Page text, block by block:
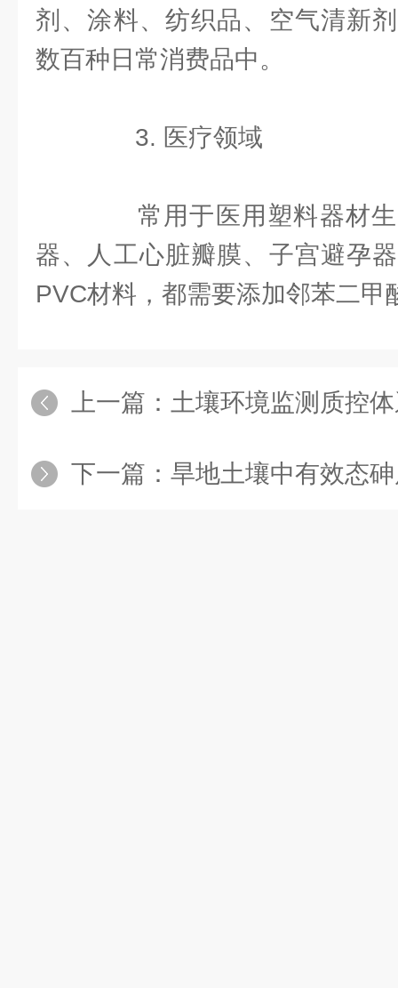
剂、涂料、纺织品、空气清新
数百种日常消费品中。
3. 医疗领域
常用于医用塑料器材生
器、人工心脏瓣膜、子宫避孕
PVC材料，都需要添加邻苯二甲
上一篇： 土壤环境监测质控体系中旱地土壤
下一篇： 旱地土壤中有效态砷质量控